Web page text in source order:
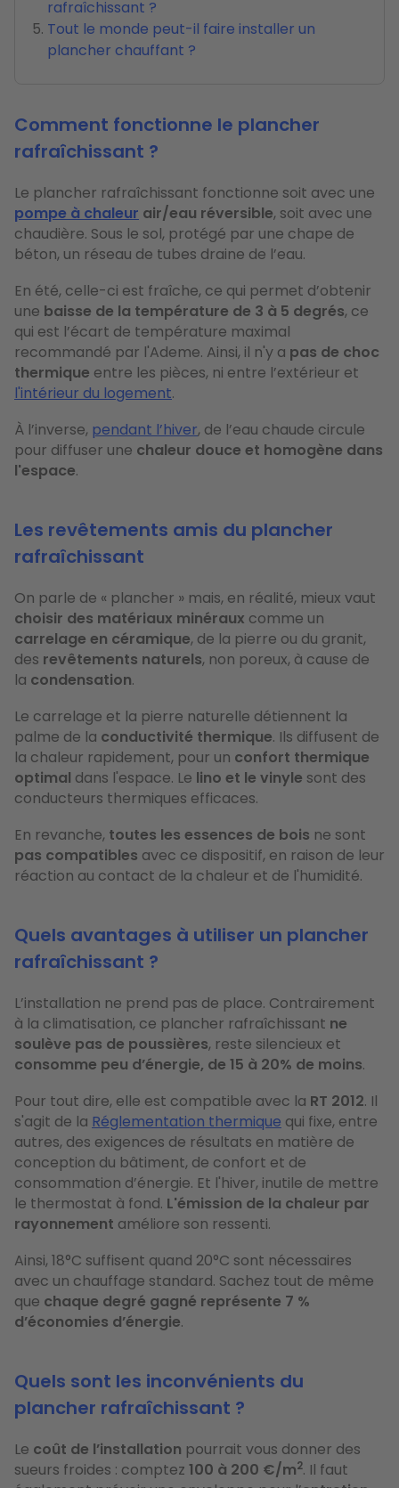
rafraîchissant ?
Tout le monde peut-il faire installer un
plancher chauffant ?
Comment fonctionne le plancher
rafraîchissant ?
Le plancher rafraîchissant fonctionne soit avec une
pompe à chaleur air/eau réversible, soit avec une
chaudière. Sous le sol, protégé par une chape de
béton, un réseau de tubes draine de l’eau.
En été, celle-ci est fraîche, ce qui permet d’obtenir
une baisse de la température de 3 à 5 degrés, ce
qui est l’écart de température maximal
recommandé par l'Ademe. Ainsi, il n'y a pas de choc
thermique entre les pièces, ni entre l’extérieur et
l'intérieur du logement.
À l’inverse, pendant l’hiver, de l’eau chaude circule
pour diffuser une chaleur douce et homogène dans
l'espace.
Les revêtements amis du plancher
rafraîchissant
On parle de « plancher » mais, en réalité, mieux vaut
choisir des matériaux minéraux comme un
carrelage en céramique, de la pierre ou du granit,
des revêtements naturels, non poreux, à cause de
la condensation.
Le carrelage et la pierre naturelle détiennent la
palme de la conductivité thermique. Ils diffusent de
la chaleur rapidement, pour un confort thermique
optimal dans l'espace. Le lino et le vinyle sont des
conducteurs thermiques efficaces.
En revanche, toutes les essences de bois ne sont
pas compatibles avec ce dispositif, en raison de leur
réaction au contact de la chaleur et de l'humidité.
Quels avantages à utiliser un plancher
rafraîchissant ?
L’installation ne prend pas de place. Contrairement
à la climatisation, ce plancher rafraîchissant ne
soulève pas de poussières, reste silencieux et
consomme peu d’énergie, de 15 à 20% de moins.
Pour tout dire, elle est compatible avec la RT 2012. Il
s'agit de la Réglementation thermique qui fixe, entre
autres, des exigences de résultats en matière de
conception du bâtiment, de confort et de
consommation d’énergie. Et l'hiver, inutile de mettre
le thermostat à fond. L'émission de la chaleur par
rayonnement améliore son ressenti.
Ainsi, 18°C suffisent quand 20°C sont nécessaires
avec un chauffage standard. Sachez tout de même
que chaque degré gagné représente 7 %
d’économies d’énergie.
Quels sont les inconvénients du
plancher rafraîchissant ?
Le coût de l’installation pourrait vous donner des
sueurs froides : comptez 100 à 200 €/m2. Il faut